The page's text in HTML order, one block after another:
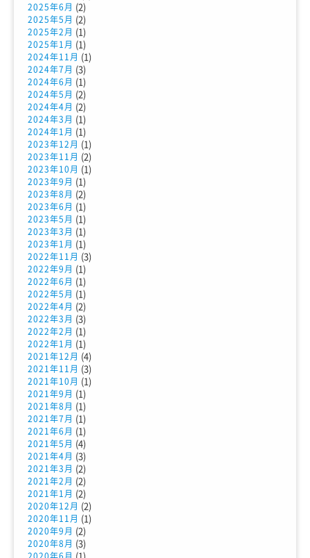
2025年6月 (2)
2025年5月 (2)
2025年2月 (1)
2025年1月 (1)
2024年11月 (1)
2024年7月 (3)
2024年6月 (1)
2024年5月 (2)
2024年4月 (2)
2024年3月 (1)
2024年1月 (1)
2023年12月 (1)
2023年11月 (2)
2023年10月 (1)
2023年9月 (1)
2023年8月 (2)
2023年6月 (1)
2023年5月 (1)
2023年3月 (1)
2023年1月 (1)
2022年11月 (3)
2022年9月 (1)
2022年6月 (1)
2022年5月 (1)
2022年4月 (2)
2022年3月 (3)
2022年2月 (1)
2022年1月 (1)
2021年12月 (4)
2021年11月 (3)
2021年10月 (1)
2021年9月 (1)
2021年8月 (1)
2021年7月 (1)
2021年6月 (1)
2021年5月 (4)
2021年4月 (3)
2021年3月 (2)
2021年2月 (2)
2021年1月 (2)
2020年12月 (2)
2020年11月 (1)
2020年9月 (2)
2020年8月 (3)